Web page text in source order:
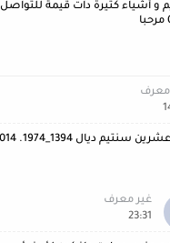
و أشياء كتيرة دات قيمة
معرف
ديال 1394_1974. 0608981014
غير معرف
23:31